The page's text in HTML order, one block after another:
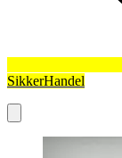
SikkerHandel